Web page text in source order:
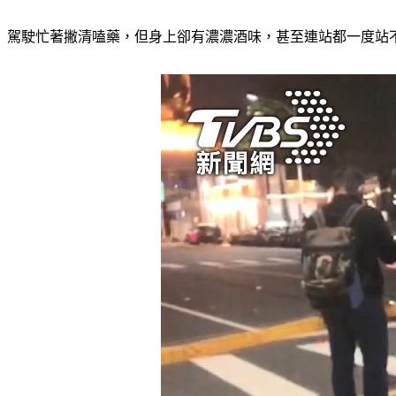
駕駛忙著撇清嗑藥，但身上卻有濃濃酒味，甚至連站都一度站